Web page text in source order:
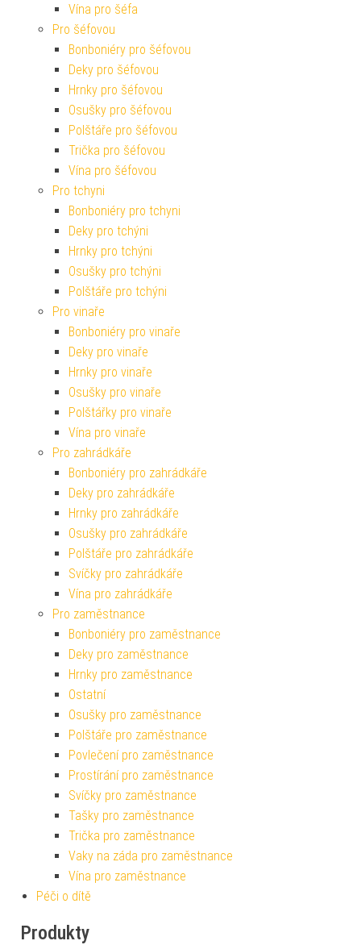
Vína pro šéfa
Pro šéfovou
Bonboniéry pro šéfovou
Deky pro šéfovou
Hrnky pro šéfovou
Osušky pro šéfovou
Polštáře pro šéfovou
Trička pro šéfovou
Vína pro šéfovou
Pro tchyni
Bonboniéry pro tchyni
Deky pro tchýni
Hrnky pro tchýni
Osušky pro tchýni
Polštáře pro tchýni
Pro vinaře
Bonboniéry pro vinaře
Deky pro vinaře
Hrnky pro vinaře
Osušky pro vinaře
Polštářky pro vinaře
Vína pro vinaře
Pro zahrádkáře
Bonboniéry pro zahrádkáře
Deky pro zahrádkáře
Hrnky pro zahrádkáře
Osušky pro zahrádkáře
Polštáře pro zahrádkáře
Svíčky pro zahrádkáře
Vína pro zahrádkáře
Pro zaměstnance
Bonboniéry pro zaměstnance
Deky pro zaměstnance
Hrnky pro zaměstnance
Ostatní
Osušky pro zaměstnance
Polštáře pro zaměstnance
Povlečení pro zaměstnance
Prostírání pro zaměstnance
Svíčky pro zaměstnance
Tašky pro zaměstnance
Trička pro zaměstnance
Vaky na záda pro zaměstnance
Vína pro zaměstnance
Péči o dítě
Produkty